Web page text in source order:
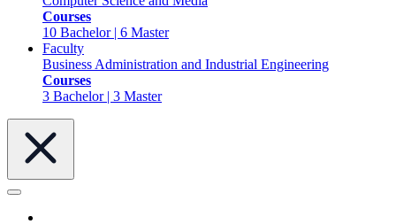
Courses
10 Bachelor | 6 Master
Faculty
Business Administration and Industrial Engineering
Courses
3 Bachelor | 3 Master